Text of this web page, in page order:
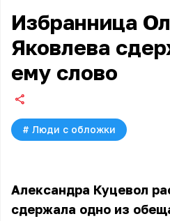
Избранница
Яковлева
ему слово
# Люди с обложки
Александра Куцевол
сдержала одно из